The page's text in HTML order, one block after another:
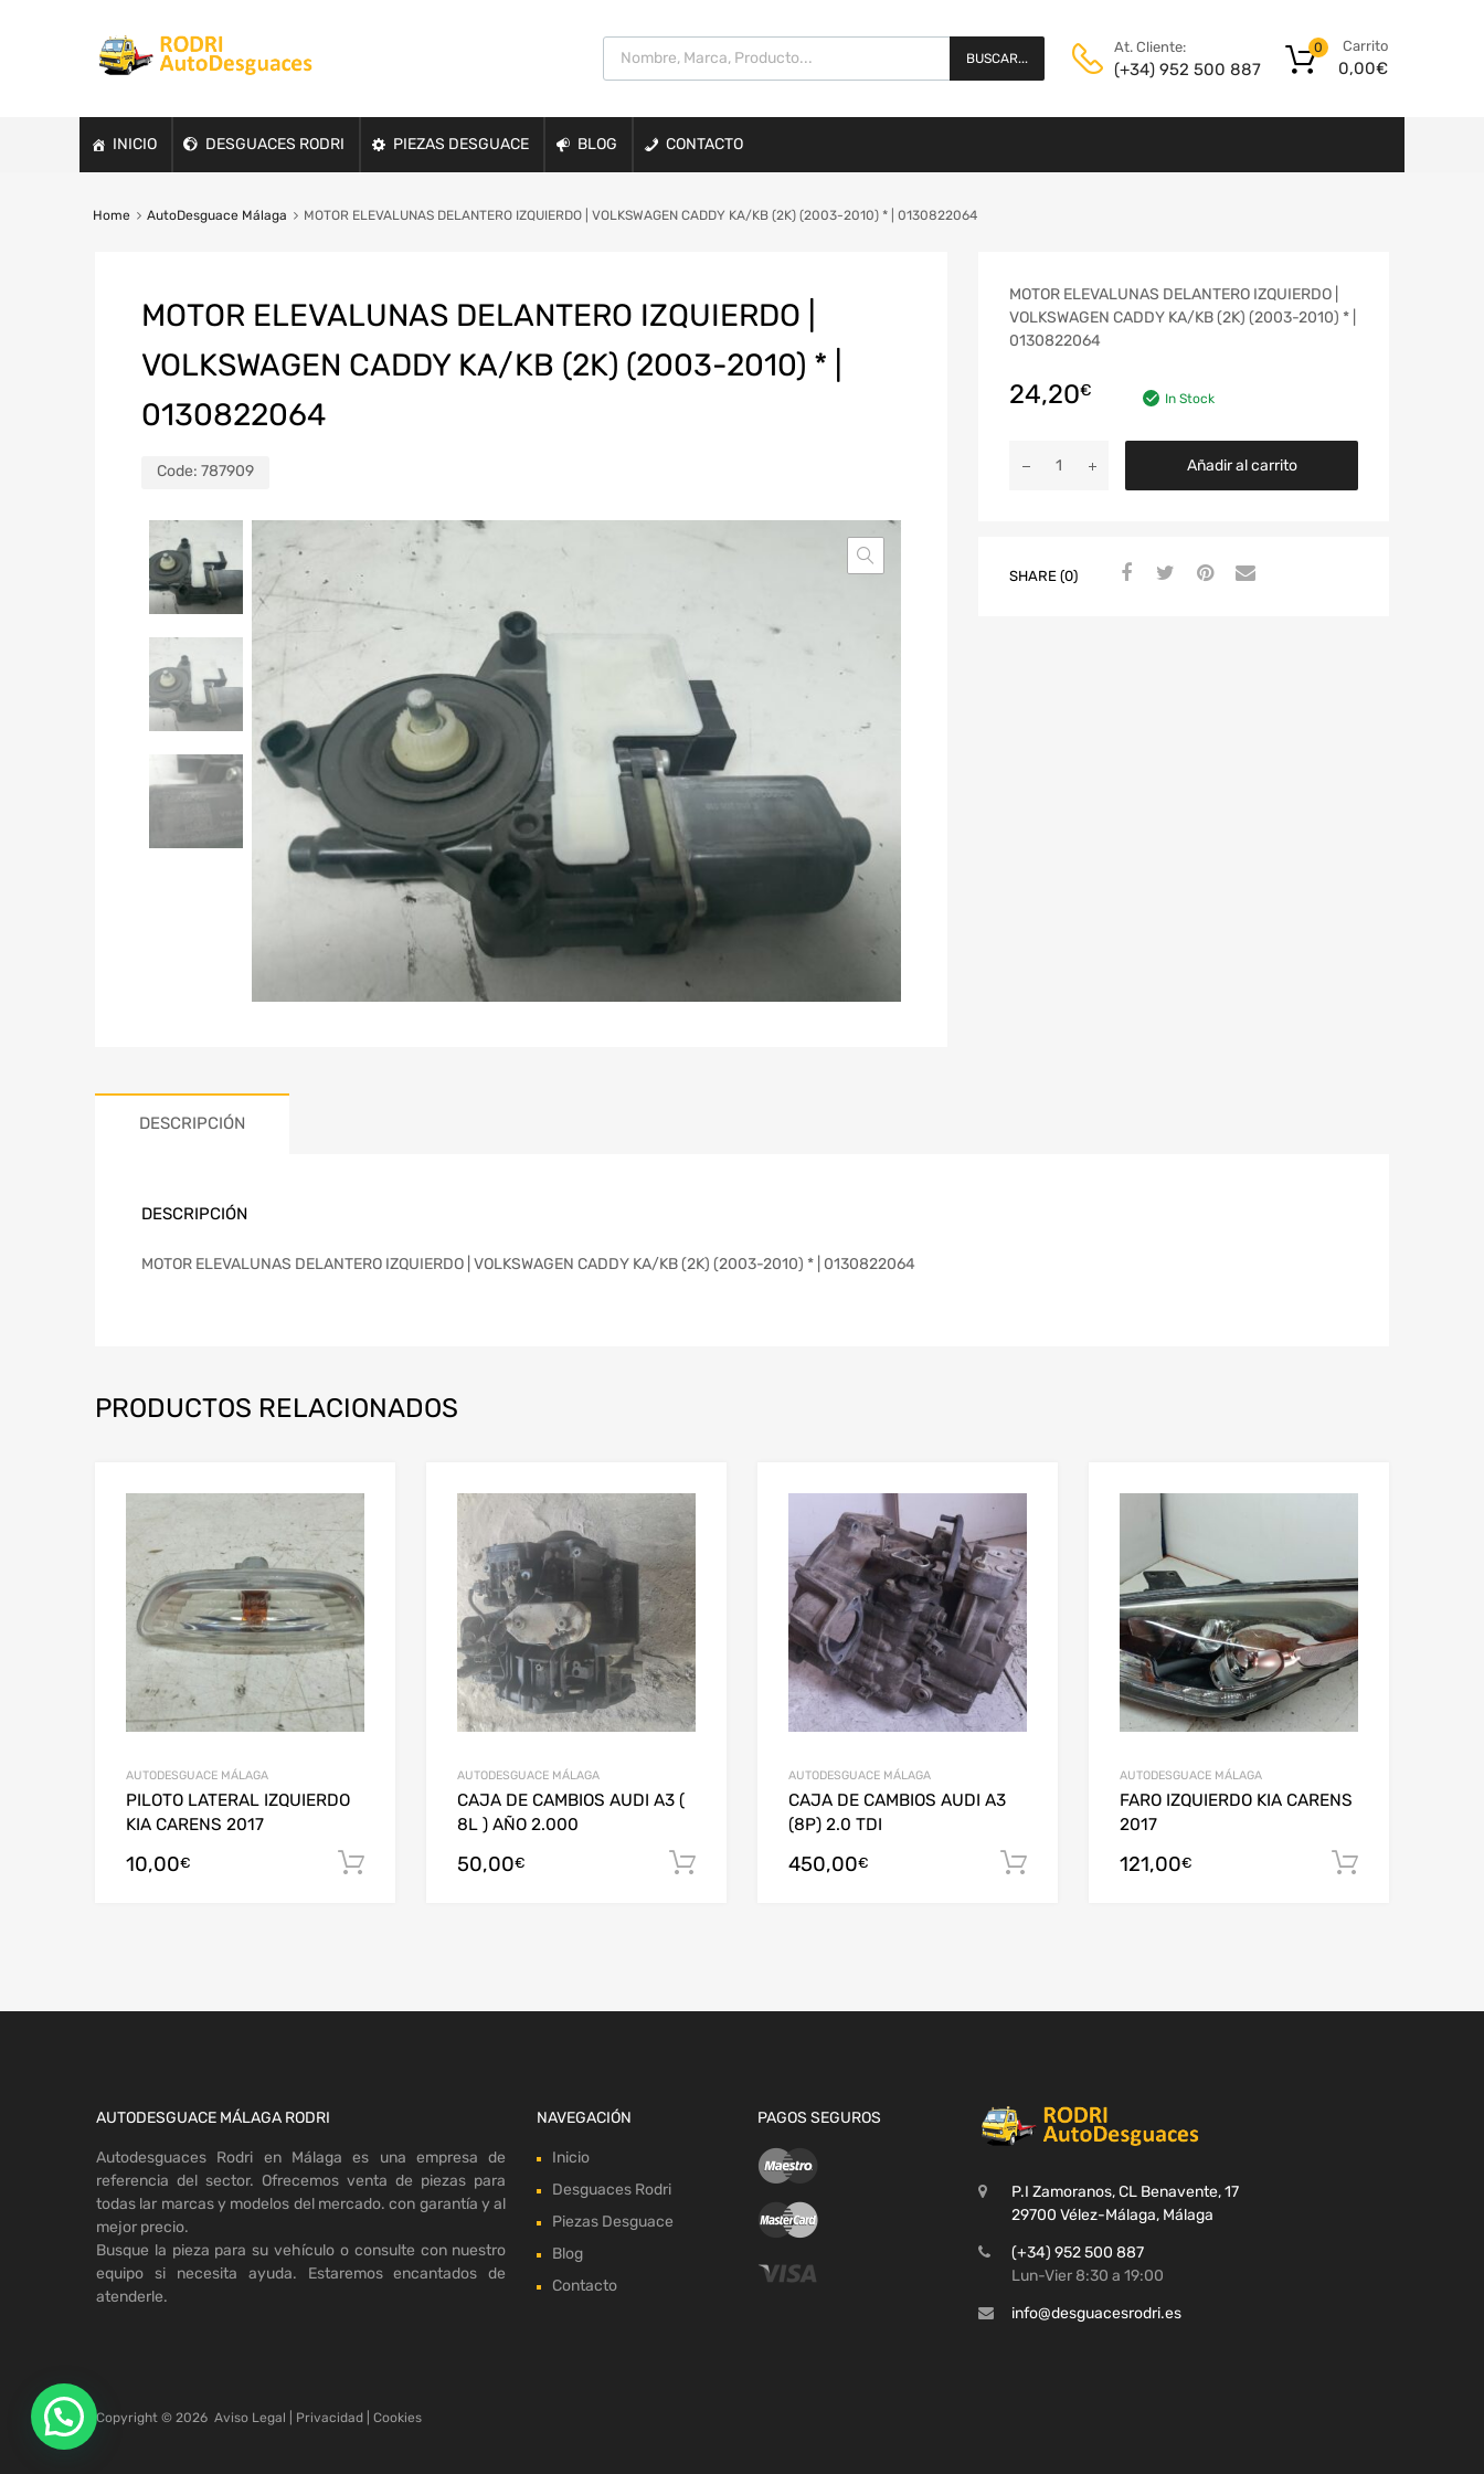
BUSCAR...
At. Cliente:
(+34) 952 500 887
Carrito
0,00€
0
INICIO DESGUACES RODRI PIEZAS DESGUACE BLOG CONTACTO
Home AutoDesguace Málaga MOTOR ELEVALUNAS DELANTERO IZQUIERDO | VOLKSWAGEN CADDY KA/KB (2K) (2003-2010) * | 0130822064
MOTOR ELEVALUNAS DELANTERO IZQUIERDO |
VOLKSWAGEN CADDY KA/KB (2K) (2003-2010) * |
0130822064
Code: 787909
MOTOR ELEVALUNAS DELANTERO IZQUIERDO |
VOLKSWAGEN CADDY KA/KB (2K) (2003-2010) * |
0130822064
24,20€ In Stock
Añadir al carrito
SHARE (0)
DESCRIPCIÓN
DESCRIPCIÓN
MOTOR ELEVALUNAS DELANTERO IZQUIERDO | VOLKSWAGEN CADDY KA/KB (2K) (2003-2010) * | 0130822064
PRODUCTOS RELACIONADOS
AUTODESGUACE MÁLAGA
PILOTO LATERAL IZQUIERDO
KIA CARENS 2017
10,00€ Añadir al carrito
AUTODESGUACE MÁLAGA
CAJA DE CAMBIOS AUDI A3 (
8L ) AÑO 2.000
50,00€ Añadir al carrito
AUTODESGUACE MÁLAGA
CAJA DE CAMBIOS AUDI A3
(8P) 2.0 TDI
450,00€ Añadir al carrito
AUTODESGUACE MÁLAGA
FARO IZQUIERDO KIA CARENS
2017
121,00€
AUTODESGUACE MÁLAGA RODRI
Autodesguaces Rodri en Málaga es una empresa de
referencia del sector. Ofrecemos venta de piezas para
todas lar marcas y modelos del mercado. con garantía y al
mejor precio.
Busque la pieza para su vehículo o consulte con nuestro
equipo si necesita ayuda. Estaremos encantados de
atenderle.
NAVEGACIÓN
Inicio
Desguaces Rodri
Piezas Desguace
Blog
Contacto
PAGOS SEGUROS
P.I Zamoranos, CL Benavente, 17
29700 Vélez-Málaga, Málaga
(+34) 952 500 887
Lun-Vier 8:30 a 19:00
info@desguacesrodri.es
Copyright © 2026 Aviso Legal Privacidad Cookies